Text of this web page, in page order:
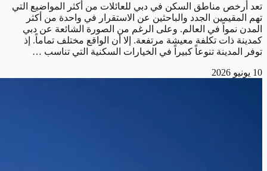
تعد أرخص مناطق السكن في دبي للعائلات من أكثر المواضيع التي
تهم المقيمين الجدد والباحثين عن الاستقرار في واحدة من أكثر
المدن نمواً في العالم. وعلى الرغم من الصورة الشائعة عن دبي
كمدينة ذات تكلفة معيشة مرتفعة. إلا أن الواقع مختلف تماماً. إذ
توفر المدينة تنوعاً كبيراً في الخيارات السكنية التي تناسب …
10 يونيو 2026